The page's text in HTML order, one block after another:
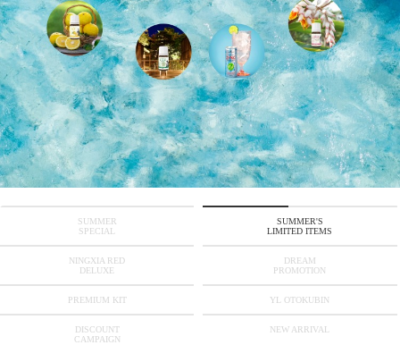
SUMMER
SPECIAL
SUMMER'S
LIMITED ITEMS
NINGXIA RED
DELUXE
DREAM
PROMOTION
PREMIUM KIT YL OTOKUBIN
DISCOUNT
CAMPAIGN
NEW ARRIVAL